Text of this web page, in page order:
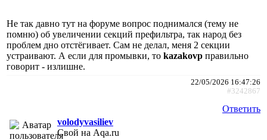
Не так давно тут на форуме вопрос поднимался (тему не
помню) об увеличении секций префильтра, так народ без
проблем дно отстёгивает. Сам не делал, меня 2 секции
устраивают. А если для промывки, то kazakovp правильно
говорит - излишне.
22/05/2026 16:47:26
#3242867
Ответить
volodyvasiliev
Свой на Aqa.ru